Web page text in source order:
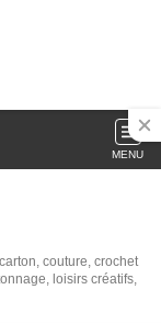
MENU
couture, crochet
loisirs créatifs,